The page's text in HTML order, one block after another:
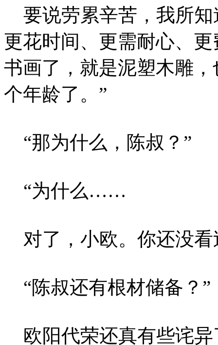
要说劳累辛苦，我所知
更花时间、更需耐心、
书画了，就是泥塑木雕
个年龄了。”
“那为什么，陈叔？”
“为什么……
对了，小欧。你还没看
“陈叔还有根材储备？”
欧阳代荣还真有些诧异